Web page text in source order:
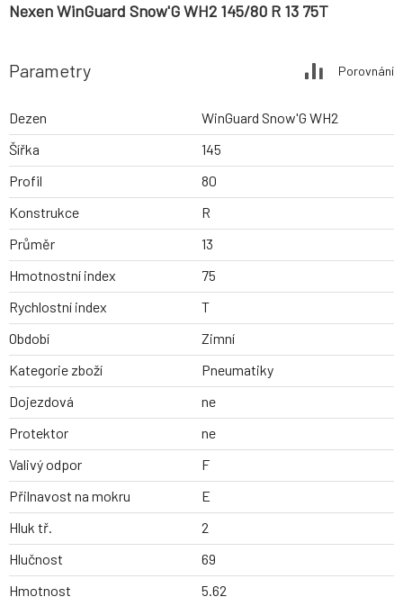
Nexen WinGuard Snow'G WH2 145/80 R 13 75T
Parametry Porovnání
Dezen
WinGuard Snow'G WH2
Šířka
145
Profil
80
Konstrukce
R
Průměr
13
Hmotnostní index
75
Rychlostní index
T
Období
Zimní
Kategorie zboží
Pneumatiky
Dojezdová
ne
Protektor
ne
Valivý odpor
F
Přilnavost na mokru
E
Hluk tř.
2
Hlučnost
69
Hmotnost
5.62